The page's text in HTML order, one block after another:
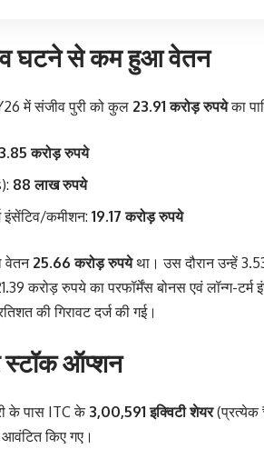
घटने से कम हुआ वेतन
में संजीव पुरी को कुल 23.91 करोड़ रुपयेका
3.85 करोड़ रुपये
88 लाख रुपये
इंसेंटिव/कमीशन: 19.17 करोड़ रुपये
वेतन 25.66 करोड़ रुपयेथा। उस दौरान उन्हें
करोड़ रुपये का परफॉर्मेंस बोनस एवं लॉन्ग-
की गिरावट दर्ज की गई।
स्टॉक ऑप्शन
के पास ITC के 3,00,591 इक्विटी शेयर(प्रत्येक
किए गए।